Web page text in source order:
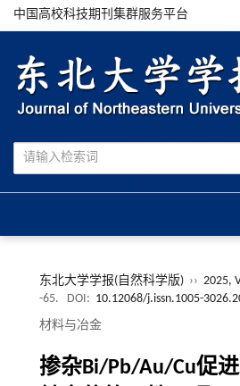
中国高校科技期刊集群服务平台
东北大学学报(自然科学版) ›› 2025,
-65.
DOI: 10.12068/j.issn.1005-
材料与冶金
掺杂Bi/Pb/Au/Cu促进